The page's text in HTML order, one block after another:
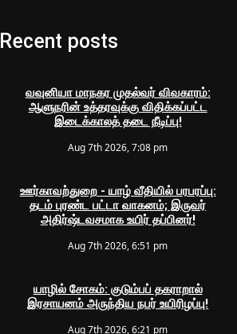
Recent posts
வவுனியா மாநகர முதல்வர் விவகாரம்:
ஆளுநரின் உத்தரவுக்கு விதிக்கப்பட்ட
இடைக்காலத் தடை நீடிப்பு!
Aug 7th 2026, 7:08 pm
ஊர்காவற்துறை - யாழ் வீதியில் பரபரப்பு:
தடம் புரண்ட பட்டா வாகனம்; இருவர்
அதிர்ஷ்டவசமாக உயிர் தப்பினர்!
Aug 7th 2026, 6:51 pm
யாழில் சோகம்: குடும்பப் தகராறால்
இரசாயனம் அருந்திய நபர் உயிரிழப்பு!
Aug 7th 2026, 6:21 pm